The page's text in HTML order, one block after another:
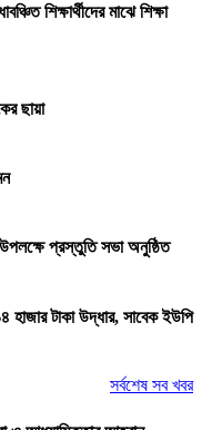
শিক্ষার্থীদের মাঝে শিক্ষা
ছায়া
প্রস্তুতি সভা অনুষ্ঠিত
হাজার টাকা উদ্ধার, সাবেক ইউপি
সর্বশেষ সব খবর